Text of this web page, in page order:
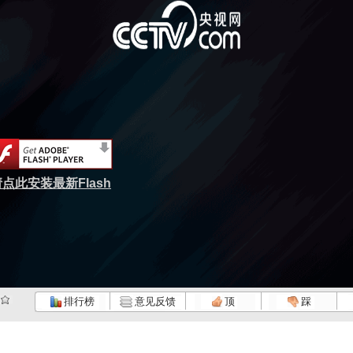
点此安装最新Flash
排行榜 意见反馈 顶 踩